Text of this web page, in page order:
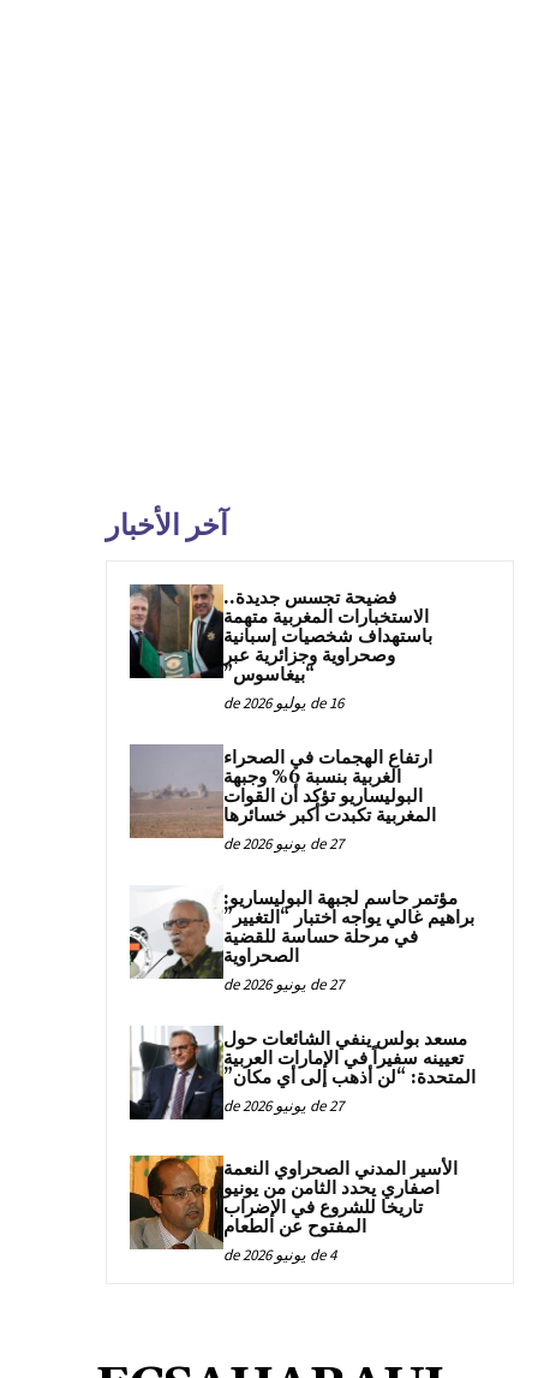
آخر الأخبار
فضيحة تجسس جديدة..
الاستخبارات المغربية متهمة
باستهداف شخصيات إسبانية
وصحراوية وجزائرية عبر
“بيغاسوس”
16 de يوليو de 2026
ارتفاع الهجمات في الصحراء
الغربية بنسبة 6% وجبهة
البوليساريو تؤكد أن القوات
المغربية تكبدت أكبر خسائرها
27 de يونيو de 2026
مؤتمر حاسم لجبهة البوليساريو:
براهيم غالي يواجه اختبار “التغيير”
في مرحلة حساسة للقضية
الصحراوية
27 de يونيو de 2026
مسعد بولس ينفي الشائعات حول
تعيينه سفيراً في الإمارات العربية
المتحدة: “لن أذهب إلى أي مكان”
27 de يونيو de 2026
الأسير المدني الصحراوي النعمة
اصفاري يحدد الثامن من يونيو
تاريخا للشروع في الإضراب
المفتوح عن الطعام
4 de يونيو de 2026